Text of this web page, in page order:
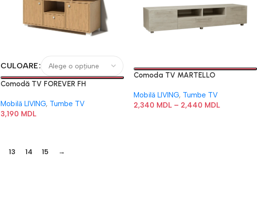
CULOARE
Comodă TV FOREVER FH
Mobilă LIVING, Tumbe TV
3,190 MDL
Comoda TV MARTELLO
Mobilă LIVING, Tumbe TV
2,340 MDL – 2,440 MDL
13 14 15 →